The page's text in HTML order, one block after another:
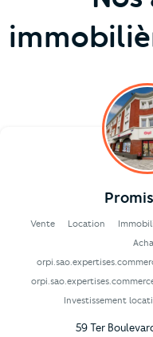
Vente Location
Investissement
59 Ter